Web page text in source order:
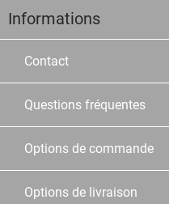
Informations
Contact
Questions fréquentes
Options de commande
Options de livraison